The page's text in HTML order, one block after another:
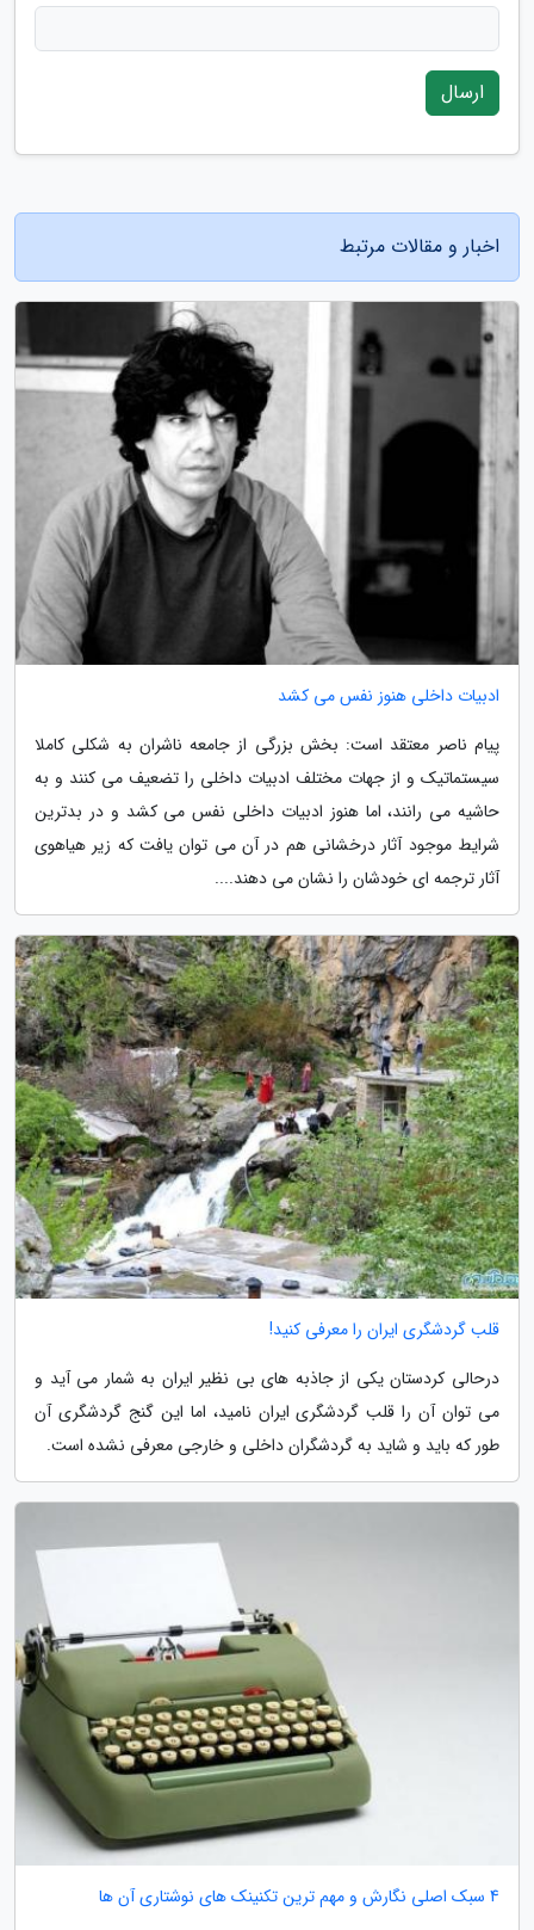
ارسال
اخبار و مقالات مرتبط
ادبیات داخلی هنوز نفس می کشد
پیام ناصر معتقد است: بخش بزرگی از جامعه ناشران به شکلی کاملا
سیستماتیک و از جهات مختلف ادبیات داخلی را تضعیف می کنند و به
حاشیه می رانند، اما هنوز ادبیات داخلی نفس می کشد و در بدترین
شرایط موجود آثار درخشانی هم در آن می توان یافت که زیر هیاهوی
آثار ترجمه ای خودشان را نشان می دهند....
قلب گردشگری ایران را معرفی کنید!
درحالی کردستان یکی از جاذبه های بی نظیر ایران به شمار می آید و
می توان آن را قلب گردشگری ایران نامید، اما این گنج گردشگری آن
طور که باید و شاید به گردشگران داخلی و خارجی معرفی نشده است.
4 سبک اصلی نگارش و مهم ترین تکنینک های نوشتاری آن ها